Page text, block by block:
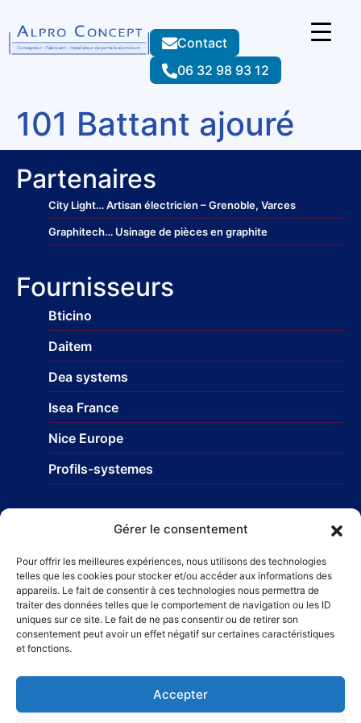
Gérer le consentement
Pour offrir les meilleures expériences, nous utilisons des technologies
telles que les cookies pour stocker et/ou accéder aux informations des
appareils. Le fait de consentir à ces technologies nous permettra de
traiter des données telles que le comportement de navigation ou les ID
uniques sur ce site. Le fait de ne pas consentir ou de retirer son
consentement peut avoir un effet négatif sur certaines caractéristiques
et fonctions.
Accepter
Contact
06 32 98 93 12
101 Battant ajouré
Partenaires
City Light… Artisan électricien – Grenoble, Varces
Graphitech… Usinage de pièces en graphite
Fournisseurs
Bticino
Daitem
Dea systems
Isea France
Nice Europe
Profils-systemes
Taillefer Rénovation immobilière
© 2025 – Alpro Concept – Fabricant et installateur de